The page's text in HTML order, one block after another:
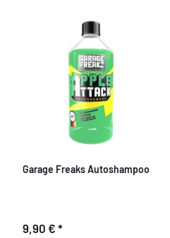
Garage Freaks Autoshampoo
9,90 € *